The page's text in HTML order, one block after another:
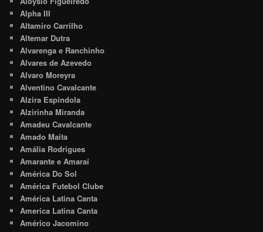
Alpha III
Altamiro Carrilho
Altemar Dutra
Alvarenga e Ranchinho
Alvares de Azevedo
Alvaro Moreyra
Alventino Cavalcante
Alzira Espíndola
Alzirinha Miranda
Amadeu Cavalcante
Amado Maita
Amália Rodrigues
Amarante e Amaraí
América Do Sol
América Futebol Clube
América Latina Canta
America Latina Canta
Américo Jacomino